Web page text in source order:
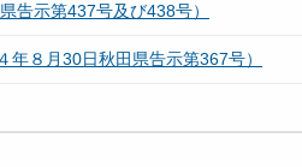
告示第437号及び438号）
８月30日秋田県告示第367号）